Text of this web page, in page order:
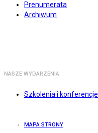
Prenumerata
Archiwum
NASZE WYDARZENIA
Szkolenia i konferencje
MAPA STRONY